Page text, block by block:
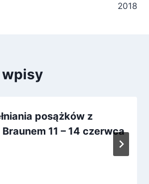
2018
wpisy
posążków z
11 – 14 czerwca